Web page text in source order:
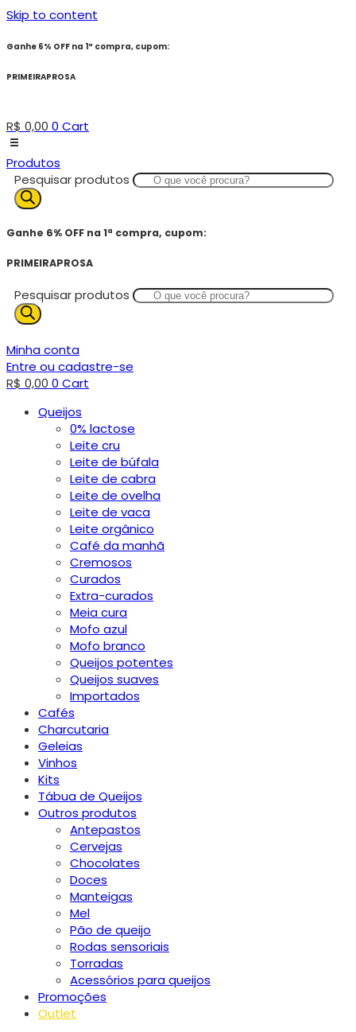
Skip to content
Ganhe 6% OFF na 1ª compra, cupom:
PRIMEIRAPROSA
R$ 0,00 0 Cart
Produtos
Pesquisar produtos
Ganhe 6% OFF na 1ª compra, cupom:
PRIMEIRAPROSA
Pesquisar produtos
Minha conta
Entre ou cadastre-se
R$ 0,00 0 Cart
Queijos
0% lactose
Leite cru
Leite de búfala
Leite de cabra
Leite de ovelha
Leite de vaca
Leite orgânico
Café da manhã
Cremosos
Curados
Extra-curados
Meia cura
Mofo azul
Mofo branco
Queijos potentes
Queijos suaves
Importados
Cafés
Charcutaria
Geleias
Vinhos
Kits
Tábua de Queijos
Outros produtos
Antepastos
Cervejas
Chocolates
Doces
Manteigas
Mel
Pão de queijo
Rodas sensoriais
Torradas
Acessórios para queijos
Promoções
Outlet